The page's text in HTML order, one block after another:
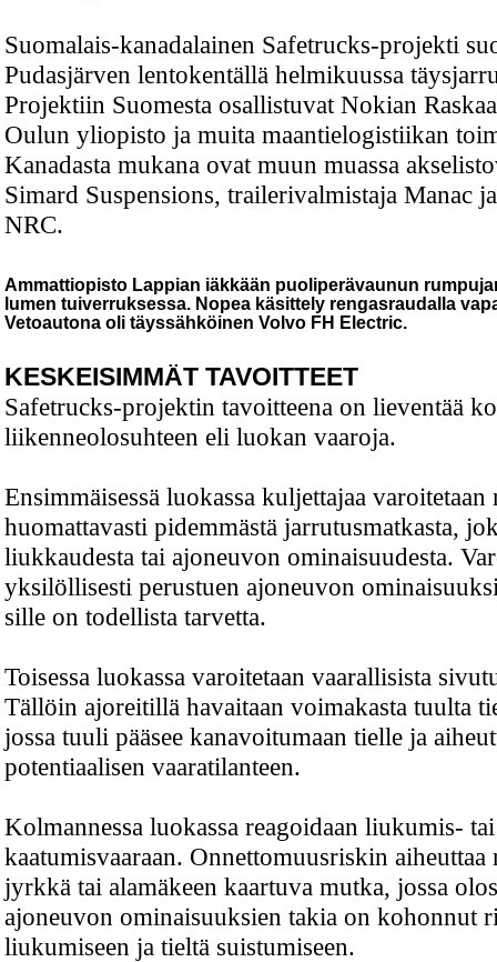
Suomalais-kanadalainen Safetrucks-projekti
Pudasjärven lentokentällä helmikuussa
Projektiin Suomesta osallistuvat Nokian
Oulun yliopisto ja muita maantielogistiikan
Kanadasta mukana ovat muun muassa
Simard Suspensions, trailerivalmistaja Manac
NRC.
Ammattiopisto Lappian iäkkään puoliperävaunun
lumen tuiverruksessa. Nopea käsittely rengasraudalla
Vetoautona oli täyssähköinen Volvo FH Electric.
KESKEISIMMÄT TAVOITTEET
Safetrucks-projektin tavoitteena on lieventää
liikenneolosuhteen eli luokan vaaroja.
Ensimmäisessä luokassa kuljettajaa varoitetaan
huomattavasti pidemmästä jarrutusmatkasta,
liukkaudesta tai ajoneuvon ominaisuudesta.
yksilöllisesti perustuen ajoneuvon
sille on todellista tarvetta.
Toisessa luokassa varoitetaan vaarallisista
Tällöin ajoreitillä havaitaan voimakasta tuulta
jossa tuuli pääsee kanavoitumaan tielle ja
potentiaalisen vaaratilanteen.
Kolmannessa luokassa reagoidaan liukumis- tai
kaatumisvaaraan. Onnettomuusriskin
jyrkkä tai alamäkeen kaartuva mutka, jossa
ajoneuvon ominaisuuksien takia on kohonnut
liukumiseen ja tieltä suistumiseen.